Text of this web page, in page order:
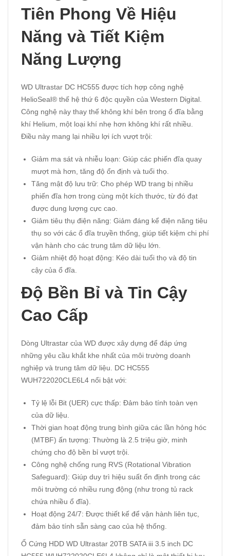
Tiên Phong Về Hiệu
Năng và Tiết Kiệm
Năng Lượng
WD Ultrastar DC HC555 được tích hợp công nghệ
HelioSeal® thế hệ thứ 6 độc quyền của Western Digital.
Công nghệ này thay thế không khí bên trong ổ đĩa bằng
khí Helium, một loại khí nhẹ hơn không khí rất nhiều.
Điều này mang lại nhiều lợi ích vượt trội:
Giảm ma sát và nhiễu loạn: Giúp các phiến đĩa quay
mượt mà hơn, tăng độ ổn định và tuổi thọ.
Tăng mật độ lưu trữ: Cho phép WD trang bị nhiều
phiến đĩa hơn trong cùng một kích thước, từ đó đạt
được dung lượng cực cao.
Giảm tiêu thụ điện năng: Giảm đáng kể điện năng tiêu
thụ so với các ổ đĩa truyền thống, giúp tiết kiệm chi phí
vận hành cho các trung tâm dữ liệu lớn.
Giảm nhiệt độ hoạt động: Kéo dài tuổi thọ và độ tin
cậy của ổ đĩa.
Độ Bền Bỉ và Tin Cậy
Cao Cấp
Dòng Ultrastar của WD được xây dựng để đáp ứng
những yêu cầu khắt khe nhất của môi trường doanh
nghiệp và trung tâm dữ liệu. DC HC555
WUH722020CLE6L4 nổi bật với:
Tỷ lệ lỗi Bit (UER) cực thấp: Đảm bảo tính toàn vẹn
của dữ liệu.
Thời gian hoạt động trung bình giữa các lần hỏng hóc
(MTBF) ấn tượng: Thường là 2.5 triệu giờ, minh
chứng cho độ bền bỉ vượt trội.
Công nghệ chống rung RVS (Rotational Vibration
Safeguard): Giúp duy trì hiệu suất ổn định trong các
môi trường có nhiều rung động (như trong tủ rack
chứa nhiều ổ đĩa).
Hoạt động 24/7: Được thiết kế để vận hành liên tục,
đảm bảo tính sẵn sàng cao của hệ thống.
Ổ Cứng HDD WD Ultrastar 20TB SATA iii 3.5 inch DC